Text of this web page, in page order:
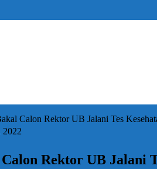
Calon Rektor UB Jalani Tes
Rektor UB Jalani